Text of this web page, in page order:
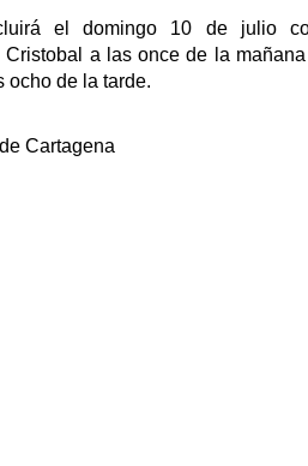
el domingo 10 de julio
a las once de la
ocho de la tarde.
Cartagena